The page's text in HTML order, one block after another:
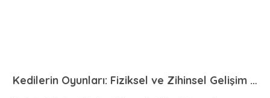
Kedilerin Oyunları: Fiziksel ve Zihinsel Gelişim İçin Eğlenceli Çözümler